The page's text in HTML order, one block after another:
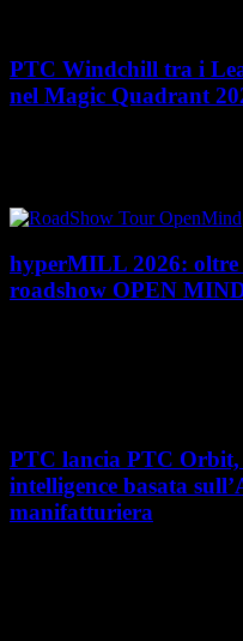
PTC Windchill tra i
nel Magic Quadrant
hyperMILL 2026: oltre
roadshow OPEN
PTC lancia PTC
intelligence basata
manifatturiera